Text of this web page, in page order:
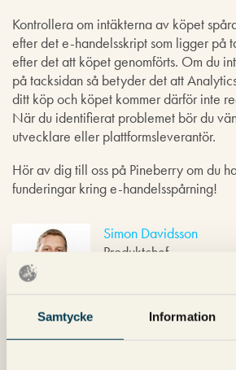
Samtycke Information
Kontrollera om intäkterna av köpet
efter det e-handelsskript som ligger på
efter det att köpet genomförts. Om du
på tacksidan så betyder det att
ditt köp och köpet kommer därför inte
När du identifierat problemet bör du
utvecklare eller plattformsleverantör.
Hör av dig till oss på Pineberry om du
funderingar kring e-handelsspårning!
Simon Davidsson
Produktchef